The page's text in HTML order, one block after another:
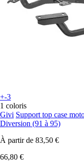
+-3
1 coloris
Givi Support top case
Diversion (91 à 95)
À partir de 83,50 €
66,80 €